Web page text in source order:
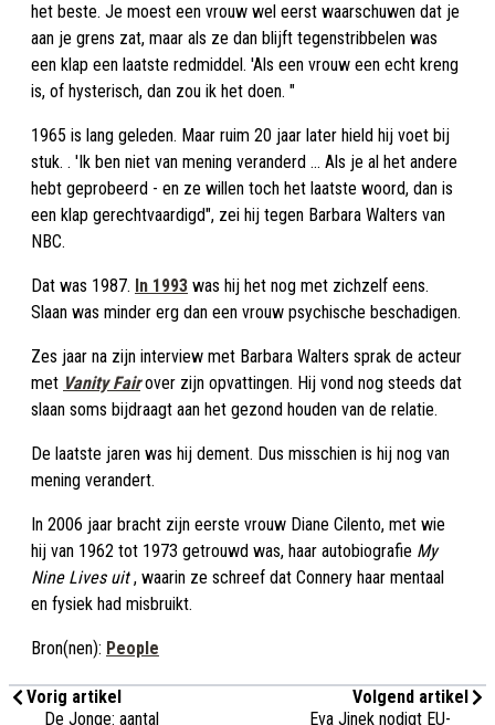
het beste. Je moest een vrouw wel eerst waarschuwen dat je
aan je grens zat, maar als ze dan blijft tegenstribbelen was
een klap een laatste redmiddel. 'Als een vrouw een echt kreng
is, of hysterisch, dan zou ik het doen. "
1965 is lang geleden. Maar ruim 20 jaar later hield hij voet bij
stuk. . 'Ik ben niet van mening veranderd ... Als je al het andere
hebt geprobeerd - en ze willen toch het laatste woord, dan is
een klap gerechtvaardigd", zei hij tegen Barbara Walters van
NBC.
Dat was 1987. In 1993 was hij het nog met zichzelf eens.
Slaan was minder erg dan een vrouw psychische beschadigen.
Zes jaar na zijn interview met Barbara Walters sprak de acteur
met Vanity Fairover zijn opvattingen. Hij vond nog steeds dat
slaan soms bijdraagt aan het gezond houden van de relatie.
De laatste jaren was hij dement. Dus misschien is hij nog van
mening verandert.
In 2006 jaar bracht zijn eerste vrouw Diane Cilento, met wie
hij van 1962 tot 1973 getrouwd was, haar autobiografie My
Nine Lives uit, waarin ze schreef dat Connery haar mentaal
en fysiek had misbruikt.
Bron(nen): People
Vorig artikel
De Jonge: aantal
Volgend artikel
Eva Jinek nodigt EU-